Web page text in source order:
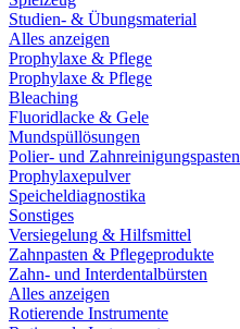
Studien- & Übungsmaterial
Alles anzeigen
Prophylaxe & Pflege
Prophylaxe & Pflege
Bleaching
Fluoridlacke & Gele
Mundspüllösungen
Polier- und Zahnreinigungspasten
Prophylaxepulver
Speicheldiagnostika
Sonstiges
Versiegelung & Hilfsmittel
Zahnpasten & Pflegeprodukte
Zahn- und Interdentalbürsten
Alles anzeigen
Rotierende Instrumente